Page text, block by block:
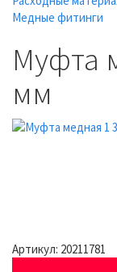
Медные фитинги
Муфта
мм
Артикул: 20211781